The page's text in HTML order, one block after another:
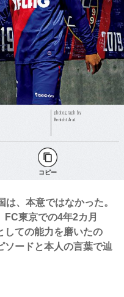
photograph by
Kenichi Arai
コピー
、本意ではなかった。
FC東京での4年2カ月
しての能力を磨いたの
ソードと本人の言葉で辿